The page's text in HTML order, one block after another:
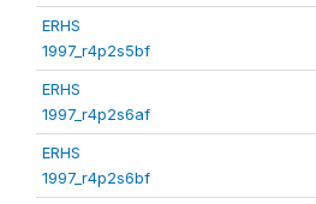
ERHS
1997_r4p2s5bf
ERHS
1997_r4p2s6af
ERHS
1997_r4p2s6bf